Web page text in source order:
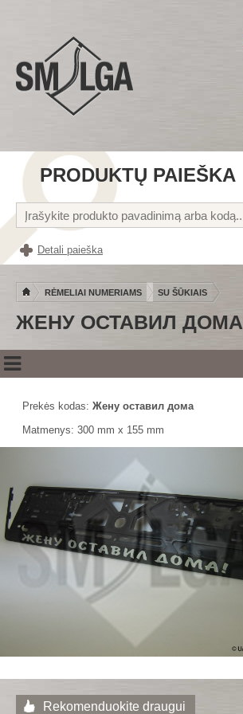
PRODUKTŲ PAIEŠKA
Detali paieška
RĖMELIAI NUMERIAMS SU ŠŪKIAIS
ЖЕНУ ОСТАВИЛ ДОМА
Prekės kodas: Жену оставил дома
Matmenys: 300 mm x 155 mm
Rekomenduokite draugui